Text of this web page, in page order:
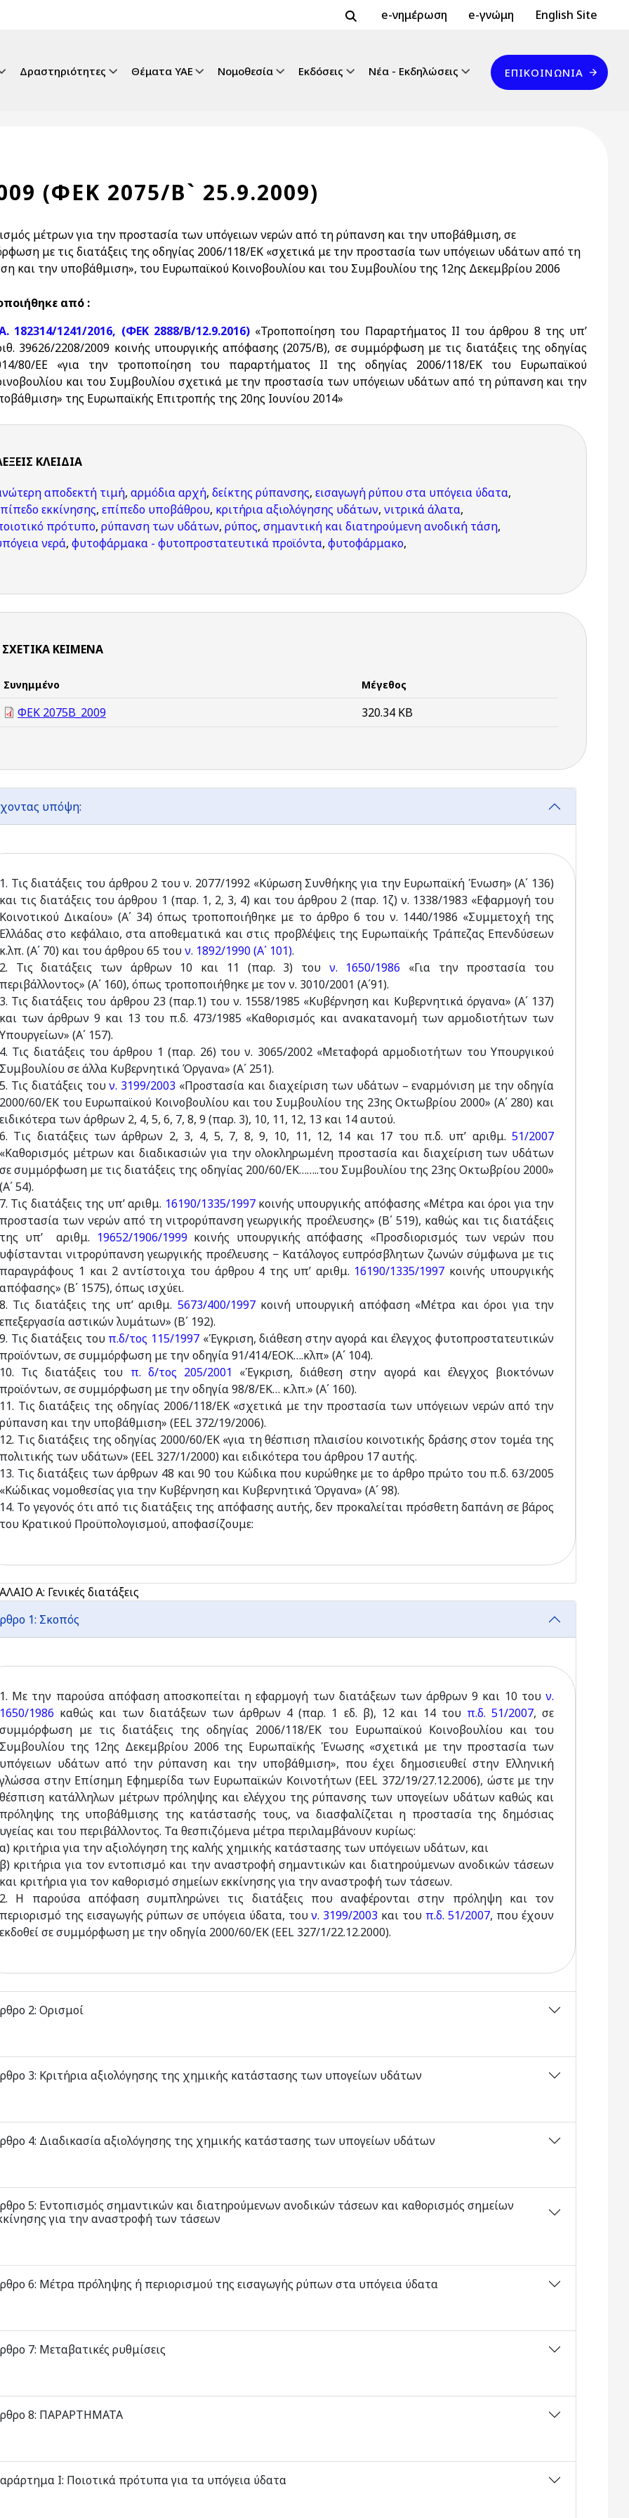
Header Top 2
e-νημέρωση e-γνώμη Header Top
English Site
Δραστηριότητες Θέματα ΥΑΕ Νομοθεσία Εκδόσεις Νέα - Εκδηλώσεις
Επικοινωνία
ΕΠΙΚΟΙΝΩΝΊΑ
(ΦΕΚ 2075/Β` 25.9.2009)
μέτρων για την προστασία των υπόγειων νερών από τη ρύπανση και την υποβάθμιση, σε
με τις διατάξεις της οδηγίας 2006/118/ΕΚ «σχετικά με την προστασία των υπόγειων υδάτων από τη
και την υποβάθμιση», του Ευρωπαϊκού Κοινοβουλίου και του Συμβουλίου της 12ης Δεκεμβρίου 2006
από :
182314/1241/2016, (ΦΕΚ 2888/Β/12.9.2016) «Τροποποίηση του Παραρτήματος II του άρθρου 8 της υπ’
39626/2208/2009 κοινής υπουργικής απόφασης (2075/Β), σε συμμόρφωση με τις διατάξεις της οδηγίας
80/ΕΕ «για την τροποποίηση του παραρτήματος II της οδηγίας 2006/118/ΕΚ του Ευρωπαϊκού
και του Συμβουλίου σχετικά με την προστασία των υπόγειων υδάτων από τη ρύπανση και την
της Ευρωπαϊκής Επιτροπής της 20ης Ιουνίου 2014»
KΛΕΙΔΙΆ
αποδεκτή τιμή, αρμόδια αρχή, δείκτης ρύπανσης, εισαγωγή ρύπου στα υπόγεια ύδατα,
εκκίνησης, επίπεδο υποβάθρου, κριτήρια αξιολόγησης υδάτων, νιτρικά άλατα,
πρότυπο, ρύπανση των υδάτων, ρύπος, σημαντική και διατηρούμενη ανοδική τάση,
νερά, φυτοφάρμακα - φυτοπροστατευτικά προϊόντα, φυτοφάρμακο,
ΣΧΕΤΙΚΆ ΚΕΊΜΕΝΑ
Συνημμένο Μέγεθος
ΦΕΚ 2075Β_2009 320.34 KB
υπόψη:
1. Τις διατάξεις του άρθρου 2 του ν. 2077/1992 «Κύρωση Συνθήκης για την Ευρωπαϊκή Ένωση» (Α΄ 136)
και τις διατάξεις του άρθρου 1 (παρ. 1, 2, 3, 4) και του άρθρου 2 (παρ. 1ζ) ν. 1338/1983 «Εφαρμογή του
Κοινοτικού Δικαίου» (Α΄ 34) όπως τροποποιήθηκε με το άρθρο 6 του ν. 1440/1986 «Συμμετοχή της
Ελλάδας στο κεφάλαιο, στα αποθεματικά και στις προβλέψεις της Ευρωπαϊκής Τράπεζας Επενδύσεων
κ.λπ. (Α΄ 70) και του άρθρου 65 του ν. 1892/1990 (Α΄ 101).
2. Τις διατάξεις των άρθρων 10 και 11 (παρ. 3) του ν. 1650/1986 «Για την προστασία του
περιβάλλοντος» (Α΄ 160), όπως τροποποιήθηκε με τον ν. 3010/2001 (Α΄91).
3. Τις διατάξεις του άρθρου 23 (παρ.1) του ν. 1558/1985 «Κυβέρνηση και Κυβερνητικά όργανα» (Α΄ 137)
και των άρθρων 9 και 13 του π.δ. 473/1985 «Καθορισμός και ανακατανομή των αρμοδιοτήτων των
Υπουργείων» (Α΄ 157).
4. Τις διατάξεις του άρθρου 1 (παρ. 26) του ν. 3065/2002 «Μεταφορά αρμοδιοτήτων του Υπουργικού
Συμβουλίου σε άλλα Κυβερνητικά Όργανα» (Α΄ 251).
5. Τις διατάξεις τουν. 3199/2003 «Προστασία και διαχείριση των υδάτων – εναρμόνιση με την οδηγία
2000/60/ΕΚ του Ευρωπαϊκού Κοινοβουλίου και του Συμβουλίου της 23ης Οκτωβρίου 2000» (Α΄ 280) και
ειδικότερα των άρθρων 2, 4, 5, 6, 7, 8, 9 (παρ. 3), 10, 11, 12, 13 και 14 αυτού.
6. Tις διατάξεις των άρθρων 2, 3, 4, 5, 7, 8, 9, 10, 11, 12, 14 και 17 του π.δ. υπ’ αριθμ. 51/2007
«Καθορισμός μέτρων και διαδικασιών για την ολοκληρωμένη προστασία και διαχείριση των υδάτων
σε συμμόρφωση με τις διατάξεις της οδηγίας 200/60/ΕΚ……..του Συμβουλίου της 23ης Οκτωβρίου 2000»
(Α΄ 54).
7. Τις διατάξεις της υπ’ αριθμ. 16190/1335/1997κοινής υπουργικής απόφασης «Μέτρα και όροι για την
προστασία των νερών από τη νιτρορύπανση γεωργικής προέλευσης» (Β΄ 519), καθώς και τις διατάξεις
της υπ’ αριθμ. 19652/1906/1999 κοινής υπουργικής απόφασης «Προσδιορισμός των νερών που
υφίστανται νιτρορύπανση γεωργικής προέλευσης − Κατάλογος ευπρόσβλητων ζωνών σύμφωνα με τις
παραγράφους 1 και 2 αντίστοιχα του άρθρου 4 της υπ’ αριθμ. 16190/1335/1997 κοινής υπουργικής
απόφασης» (Β΄ 1575), όπως ισχύει.
8. Τις διατάξεις της υπ’ αριθμ. 5673/400/1997κοινή υπουργική απόφαση «Μέτρα και όροι για την
επεξεργασία αστικών λυμάτων» (Β΄ 192).
9. Τις διατάξεις του π.δ/τος 115/1997«Έγκριση, διάθεση στην αγορά και έλεγχος φυτοπροστατευτικών
προϊόντων, σε συμμόρφωση με την οδηγία 91/414/ΕΟΚ….κλπ» (Α΄ 104).
10. Τις διατάξεις του π. δ/τος 205/2001 «Έγκριση, διάθεση στην αγορά και έλεγχος βιοκτόνων
προϊόντων, σε συμμόρφωση με την οδηγία 98/8/ΕΚ… κ.λπ.» (Α΄ 160).
11. Τις διατάξεις της οδηγίας 2006/118/ΕΚ «σχετικά με την προστασία των υπόγειων νερών από την
ρύπανση και την υποβάθμιση» (ΕΕL 372/19/2006).
12. Tις διατάξεις της οδηγίας 2000/60/ΕΚ «για τη θέσπιση πλαισίου κοινοτικής δράσης στον τομέα της
πολιτικής των υδάτων» (EEL 327/1/2000) και ειδικότερα του άρθρου 17 αυτής.
13. Τις διατάξεις των άρθρων 48 και 90 του Κώδικα που κυρώθηκε με το άρθρο πρώτο του π.δ. 63/2005
«Κώδικας νομοθεσίας για την Κυβέρνηση και Κυβερνητικά Όργανα» (Α΄ 98).
14. Το γεγονός ότι από τις διατάξεις της απόφασης αυτής, δεν προκαλείται πρόσθετη δαπάνη σε βάρος
του Κρατικού Προϋπολογισμού, αποφασίζουμε:
Α: Γενικές διατάξεις
1: Σκοπός
1. Με την παρούσα απόφαση αποσκοπείται η εφαρμογή των διατάξεων των άρθρων 9 και 10 του ν.
1650/1986 καθώς και των διατάξεων των άρθρων 4 (παρ. 1 εδ. β), 12 και 14 του π.δ. 51/2007, σε
συμμόρφωση με τις διατάξεις της οδηγίας 2006/118/ΕΚ του Ευρωπαϊκού Κοινοβουλίου και του
Συμβουλίου της 12ης Δεκεμβρίου 2006 της Ευρωπαϊκής Ένωσης «σχετικά με την προστασία των
υπόγειων υδάτων από την ρύπανση και την υποβάθμιση», που έχει δημοσιευθεί στην Ελληνική
γλώσσα στην Επίσημη Εφημερίδα των Ευρωπαϊκών Κοινοτήτων (ΕΕL 372/19/27.12.2006), ώστε με την
θέσπιση κατάλληλων μέτρων πρόληψης και ελέγχου της ρύπανσης των υπογείων υδάτων καθώς και
πρόληψης της υποβάθμισης της κατάστασής τους, να διασφαλίζεται η προστασία της δημόσιας
υγείας και του περιβάλλοντος. Τα θεσπιζόμενα μέτρα περιλαμβάνουν κυρίως:
α) κριτήρια για την αξιολόγηση της καλής χημικής κατάστασης των υπόγειων υδάτων, και
β) κριτήρια για τον εντοπισμό και την αναστροφή σημαντικών και διατηρούμενων ανοδικών τάσεων
και κριτήρια για τον καθορισμό σημείων εκκίνησης για την αναστροφή των τάσεων.
2. Η παρούσα απόφαση συμπληρώνει τις διατάξεις που αναφέρονται στην πρόληψη και τον
περιορισμό της εισαγωγής ρύπων σε υπόγεια ύδατα, τουν. 3199/2003 και του π.δ. 51/2007, που έχουν
εκδοθεί σε συμμόρφωση με την οδηγία 2000/60/ΕΚ (ΕΕL 327/1/22.12.2000).
2: Ορισμοί
3: Κριτήρια αξιολόγησης της χημικής κατάστασης των υπογείων υδάτων
4: Διαδικασία αξιολόγησης της χημικής κατάστασης των υπογείων υδάτων
5: Εντοπισμός σημαντικών και διατηρούμενων ανοδικών τάσεων και καθορισμός σημείων
για την αναστροφή των τάσεων
6: Μέτρα πρόληψης ή περιορισμού της εισαγωγής ρύπων στα υπόγεια ύδατα
7: Μεταβατικές ρυθμίσεις
8: ΠΑΡΑΡΤΗΜΑΤΑ
Ι: Ποιοτικά πρότυπα για τα υπόγεια ύδατα